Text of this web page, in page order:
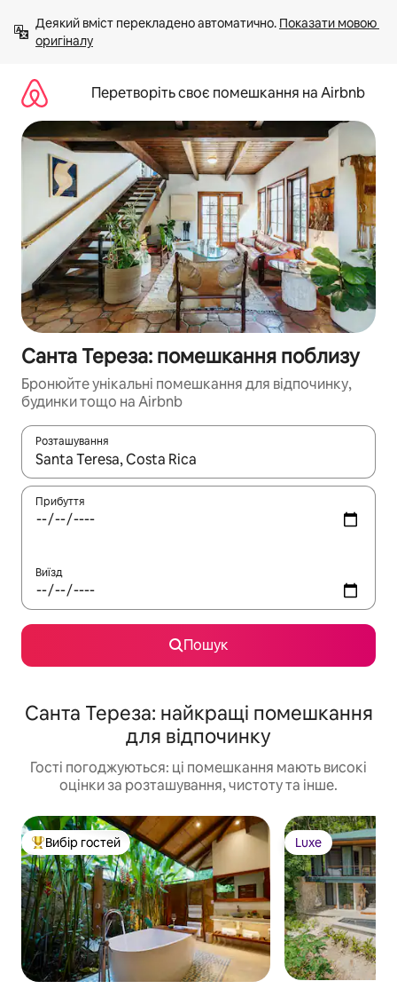
вмісту
Деякий вміст перекладено автоматично. Показати мовою
оригіналу
Перетворіть своє помешкання на Airbnb
Санта Тереза: помешкання поблизу
Бронюйте унікальні помешкання для відпочинку,
будинки тощо на Airbnb
Розташування
Отримавши результати пошуку, використовуйте для
Прибуття
Виїзд
Пошук
Санта Тереза: найкращі помешкання
для відпочинку
Гості погоджуються: ці помешкання мають високі
оцінки за розташування, чистоту та інше.
Топ вибір гостей
Вибір гостей Luxe
Luxe